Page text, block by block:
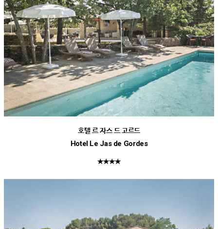
호텔 르 자스 드 고르드
Hotel Le Jas de Gordes
★★★★